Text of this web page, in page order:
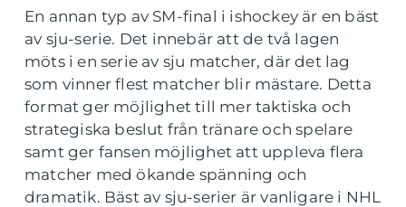
En annan typ av SM-final i ishockey är en bäst
av sju-serie. Det innebär att de två lagen
möts i en serie av sju matcher, där det lag
som vinner flest matcher blir mästare. Detta
format ger möjlighet till mer taktiska och
strategiska beslut från tränare och spelare
samt ger fansen möjlighet att uppleva flera
matcher med ökande spänning och
dramatik. Bäst av sju-serier är vanligare i NHL